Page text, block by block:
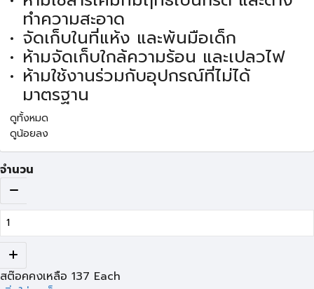
ทำความสะอาด
จัดเก็บในที่แห้ง และพ้นมือเด็ก
ห้ามจัดเก็บใกล้ความร้อน และเปลวไฟ
ห้ามใช้งานร่วมกับอุปกรณ์ที่ไม่ได้
มาตรฐาน
ดูทั้งหมด
ดูน้อยลง
จำนวน
สต๊อคคงเหลือ 137 Each